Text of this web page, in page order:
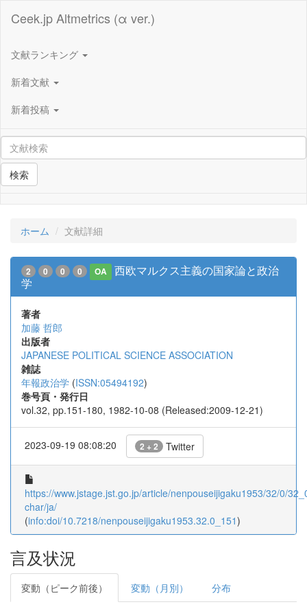
Ceek.jp Altmetrics (α ver.)
文献ランキング
新着文献
新着投稿
検索
ホーム 文献詳細
2 0 0 0 OA
西欧マルクス主義の国家論と政治
学
著者
加藤 哲郎
出版者
JAPANESE POLITICAL SCIENCE ASSOCIATION
雑誌
年報政治学 (ISSN:05494192)
巻号頁・発行日
vol.32, pp.151-180, 1982-10-08 (Released:2009-12-21)
2023-09-19 08:08:20 2 + 2 Twitter
https://www.jstage.jst.go.jp/article/nenpouseijigaku1953/32/0/
char/ja/
(info:doi/10.7218/nenpouseijigaku1953.32.0_151)
言及状況
変動（ピーク前後） 変動（月別） 分布